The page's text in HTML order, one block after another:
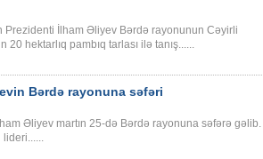
Prezidenti İlham Əliyev Bərdə rayonunun Cəyirli
hektarlıq pambıq tarlası ilə tanış......
Bərdə rayonuna səfəri
Əliyev martın 25-də Bərdə rayonuna səfərə gəlib.
lideri......